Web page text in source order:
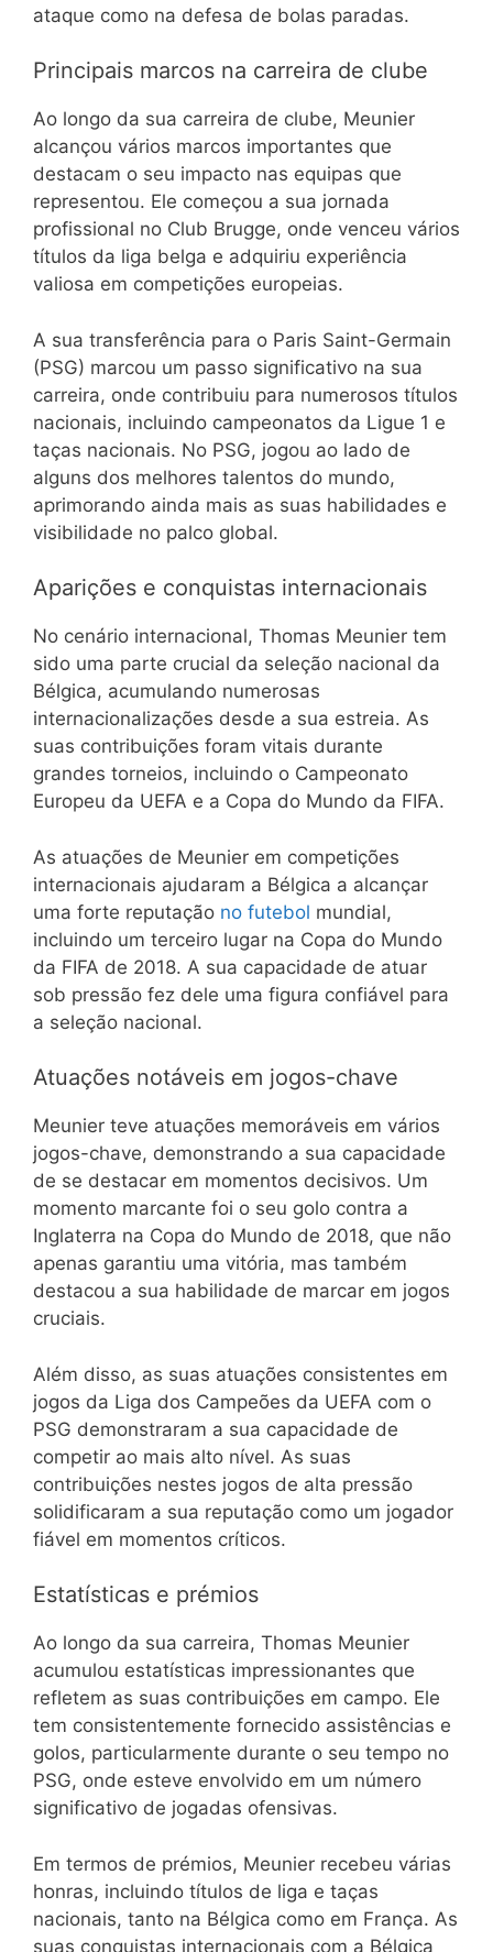
ataque como na defesa de bolas paradas.
Principais marcos na carreira de clube
Ao longo da sua carreira de clube, Meunier
alcançou vários marcos importantes que
destacam o seu impacto nas equipas que
representou. Ele começou a sua jornada
profissional no Club Brugge, onde venceu vários
títulos da liga belga e adquiriu experiência
valiosa em competições europeias.
A sua transferência para o Paris Saint-Germain
(PSG) marcou um passo significativo na sua
carreira, onde contribuiu para numerosos títulos
nacionais, incluindo campeonatos da Ligue 1 e
taças nacionais. No PSG, jogou ao lado de
alguns dos melhores talentos do mundo,
aprimorando ainda mais as suas habilidades e
visibilidade no palco global.
Aparições e conquistas internacionais
No cenário internacional, Thomas Meunier tem
sido uma parte crucial da seleção nacional da
Bélgica, acumulando numerosas
internacionalizações desde a sua estreia. As
suas contribuições foram vitais durante
grandes torneios, incluindo o Campeonato
Europeu da UEFA e a Copa do Mundo da FIFA.
As atuações de Meunier em competições
internacionais ajudaram a Bélgica a alcançar
uma forte reputação no futebol mundial,
incluindo um terceiro lugar na Copa do Mundo
da FIFA de 2018. A sua capacidade de atuar
sob pressão fez dele uma figura confiável para
a seleção nacional.
Atuações notáveis em jogos-chave
Meunier teve atuações memoráveis em vários
jogos-chave, demonstrando a sua capacidade
de se destacar em momentos decisivos. Um
momento marcante foi o seu golo contra a
Inglaterra na Copa do Mundo de 2018, que não
apenas garantiu uma vitória, mas também
destacou a sua habilidade de marcar em jogos
cruciais.
Além disso, as suas atuações consistentes em
jogos da Liga dos Campeões da UEFA com o
PSG demonstraram a sua capacidade de
competir ao mais alto nível. As suas
contribuições nestes jogos de alta pressão
solidificaram a sua reputação como um jogador
fiável em momentos críticos.
Estatísticas e prémios
Ao longo da sua carreira, Thomas Meunier
acumulou estatísticas impressionantes que
refletem as suas contribuições em campo. Ele
tem consistentemente fornecido assistências e
golos, particularmente durante o seu tempo no
PSG, onde esteve envolvido em um número
significativo de jogadas ofensivas.
Em termos de prémios, Meunier recebeu várias
honras, incluindo títulos de liga e taças
nacionais, tanto na Bélgica como em França. As
suas conquistas internacionais com a Bélgica